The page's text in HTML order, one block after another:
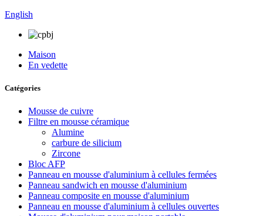
English
Maison
En vedette
Catégories
Mousse de cuivre
Filtre en mousse céramique
Alumine
carbure de silicium
Zircone
Bloc AFP
Panneau en mousse d'aluminium à cellules fermées
Panneau sandwich en mousse d'aluminium
Panneau composite en mousse d'aluminium
Panneau en mousse d'aluminium à cellules ouvertes